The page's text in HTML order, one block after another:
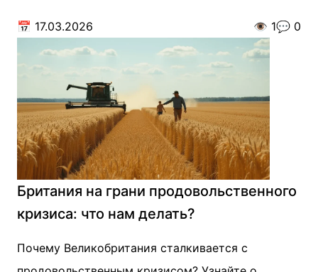
📅 17.03.2026 👁️ 1💬 0
Британия на грани продовольственного
кризиса: что нам делать?
Почему Великобритания сталкивается с